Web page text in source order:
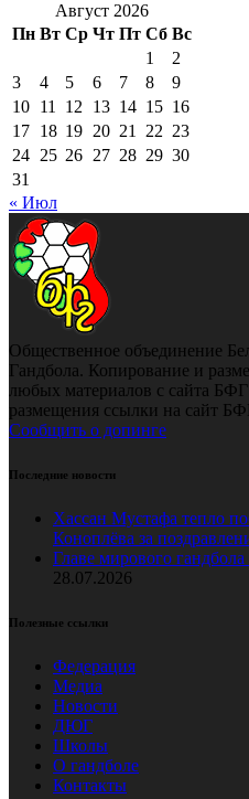
Август 2026
Пн Вт Ср Чт Пт Сб Вс
1
2
3
4 5 6 7 8
9
10 11 12 13 14 15 16
17 18 19 20 21 22 23
24 25 26 27 28 29 30
31
« Июл
Общественное объединение
Гандбола. Копирование и
любых материалов с сайта
размещения ссылки на сайт
Сообщить о допинге
Последние новости
Хассан Мустафа тепло
Коноплёва за
Главе мирового
28.07.2026
Полезные ссылки
Федерация
Медиа
Новости
ДЮГ
Школы
О гандболе
Контакты